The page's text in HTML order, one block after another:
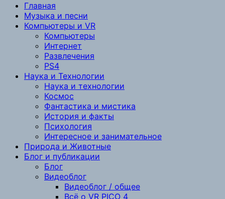
Главная
Музыка и песни
Компьютеры и VR
Компьютеры
Интернет
Развлечения
PS4
Наука и Технологии
Наука и технологии
Космос
Фантастика и мистика
История и факты
Психология
Интересное и занимательное
Природа и Животные
Блог и публикации
Блог
Видеоблог
Видеоблог / общее
Всё о VR PICO 4